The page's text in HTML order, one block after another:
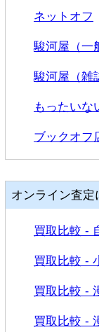
洋書
専門書
教科書
個別査定
ネットオフ
駿河屋（一
駿河屋（雑
もったいな
ブックオフ
オンライン査定
買取比較 -
買取比較 -
買取比較 -
買取比較 -